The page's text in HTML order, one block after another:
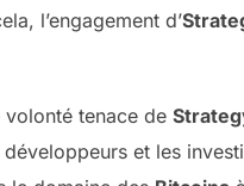
l’engagement d’
volonté tenace de
et les